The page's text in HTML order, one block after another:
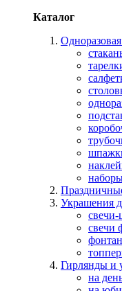
Каталог
Украшения
свечи
Гирлянды и
на